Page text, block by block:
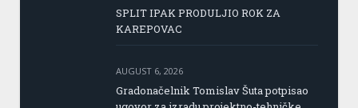
SPLIT IPAK PRODULJIO ROK ZA
KAREPOVAC
AUGUST 6, 2026
Gradonačelnik Tomislav Šuta potpisao